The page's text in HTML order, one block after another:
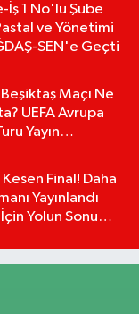
İş 1 No'lu Şube
Yönetimi
SEN'e Geçti
Maçı Ne
UEFA Avrupa
Yayın
Final! Daha
Yayınlandı
Yolun Sonu